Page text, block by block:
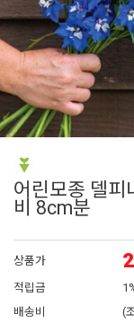
10
어린모종 델피
비 8cm분
상품가
적립금
배송비
(